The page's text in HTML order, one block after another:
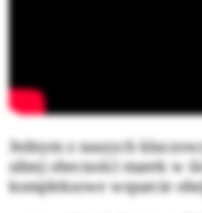
Jednym z naszych
silnej obecności marek w
kompleksowe wsparcie